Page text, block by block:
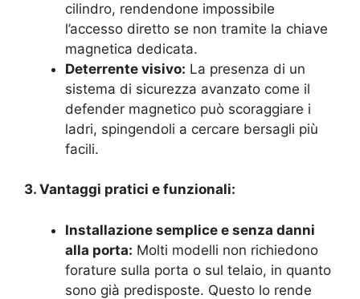
cilindro, rendendone impossibile
l’accesso diretto se non tramite la chiave
magnetica dedicata.
Deterrente visivo: La presenza di un
sistema di sicurezza avanzato come il
defender magnetico può scoraggiare i
ladri, spingendoli a cercare bersagli più
facili.
3. Vantaggi pratici e funzionali:
Installazione semplice e senza danni
alla porta: Molti modelli non richiedono
forature sulla porta o sul telaio, in quanto
sono già predisposte. Questo lo rende